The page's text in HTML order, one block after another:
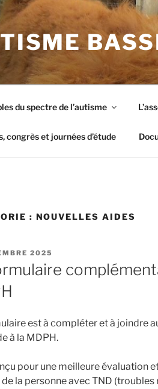
du spectre de l’autisme
congrès et journées d’étude
: NOUVELLES AIDES
2025
est à compléter et à joindre
à la MDPH.
pour une meilleure évaluation
la personne avec TND